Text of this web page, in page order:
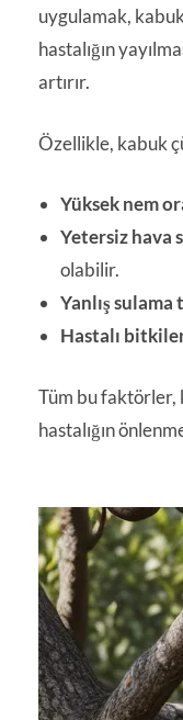
uygulamak,
hastalığın
artırır.
Özellikle, kabuk
Yüksek nem
Yetersiz hava
olabilir.
Yanlış
Hastalı
Tüm bu faktörler,
hastalığın